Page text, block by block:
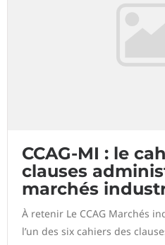
CCAG-MI : le
clauses
marchés
À retenir Le CCAG Marchés
l’un des six cahiers des